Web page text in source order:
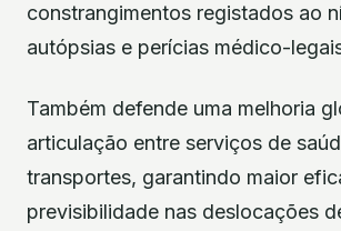
constrangimentos registados ao
autópsias e perícias médico-
Também defende uma melhoria
articulação entre serviços de
transportes, garantindo maior
previsibilidade nas deslocações